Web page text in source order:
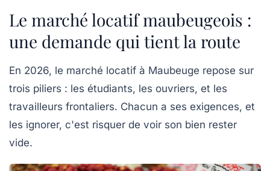
Le marché locatif maubeugeois :
une demande qui tient la route
En 2026, le marché locatif à Maubeuge repose sur
trois piliers : les étudiants, les ouvriers, et les
travailleurs frontaliers. Chacun a ses exigences, et
les ignorer, c'est risquer de voir son bien rester
vide.